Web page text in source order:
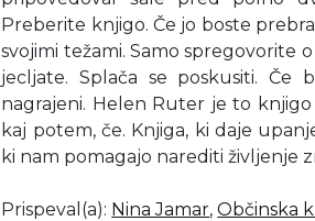
Preberite knjigo. Če jo boste
svojimi težami. Samo spregovorite
jecljate. Splača se poskusiti. Če
nagrajeni. Helen Ruter je to knjigo
kaj potem, če. Knjiga, ki daje
ki nam pomagajo narediti življenje
Prispeval(a): Nina Jamar,Občinska